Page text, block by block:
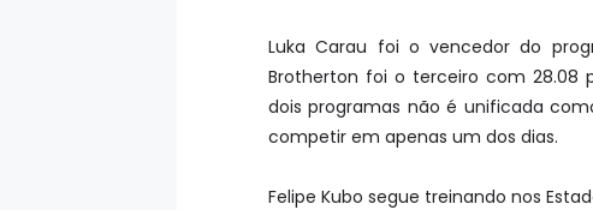
Luka Carau foi o vencedor do
Brotherton foi o terceiro com 28.08
dois programas não é unificada
competir em apenas um dos dias.
Felipe Kubo segue treinando nos